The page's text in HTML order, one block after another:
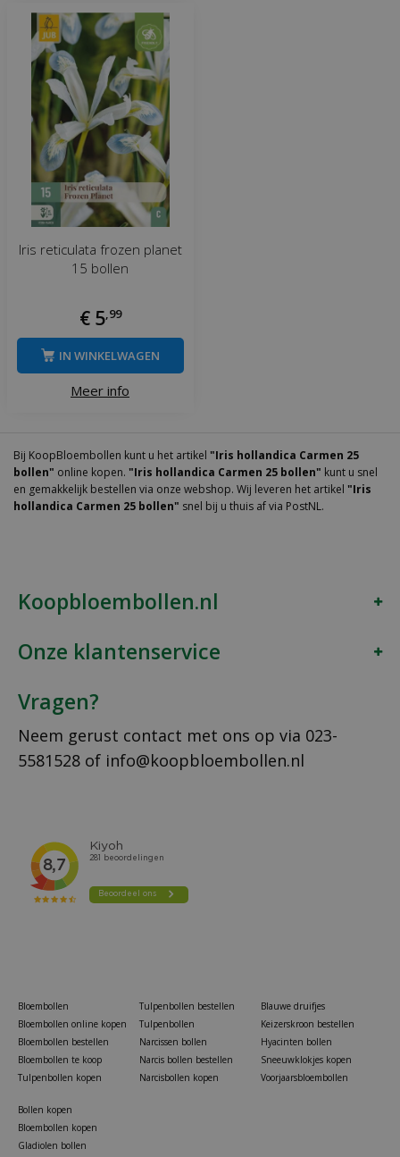
Iris reticulata frozen planet
15 bollen
€ 5,99
Meer info
IN WINKELWAGEN
Bij KoopBloembollen kunt u het artikel "Iris hollandica Carmen 25
bollen" online kopen. "Iris hollandica Carmen 25 bollen" kunt u snel
en gemakkelijk bestellen via onze webshop. Wij leveren het artikel "Iris
hollandica Carmen 25 bollen" snel bij u thuis af via PostNL.
Koopbloembollen.nl
Onze klantenservice
Vragen?
Neem gerust contact met ons op via 023-
5581528 of info@koopbloembollen.nl
Bloembollen
Bloembollen online kopen
Bloembollen bestellen
Bloembollen te koop
Tulpenbollen kopen
Tulpenbollen bestellen
Tulpenbollen
Narcissen bollen
Narcis bollen bestellen
Narcisbollen kopen
Blauwe druifjes
Keizerskroon bestellen
Hyacinten bollen
Sneeuwklokjes kopen
Voorjaarsbloembollen
Bollen kopen
Bloembollen kopen
Gladiolen bollen